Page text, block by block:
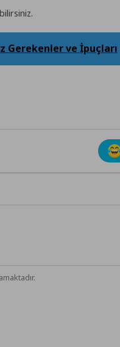
Gerekenler ve İpuçları